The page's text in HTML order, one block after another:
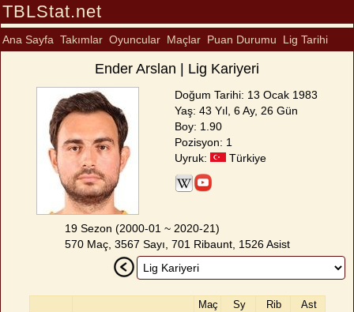
TBLStat.net
Ana Sayfa Takımlar Oyuncular Maçlar Puan Durumu Lig Tarihi
Ender Arslan | Lig Kariyeri
Doğum Tarihi: 13 Ocak 1983
Yaş: 43 Yıl, 6 Ay, 26 Gün
Boy: 1.90
Pozisyon: 1
Uyruk:
Türkiye
19 Sezon (2000-01 ~ 2020-21)
570 Maç, 3567 Sayı, 701 Ribaunt, 1526 Asist
Maç Sy Rib Ast